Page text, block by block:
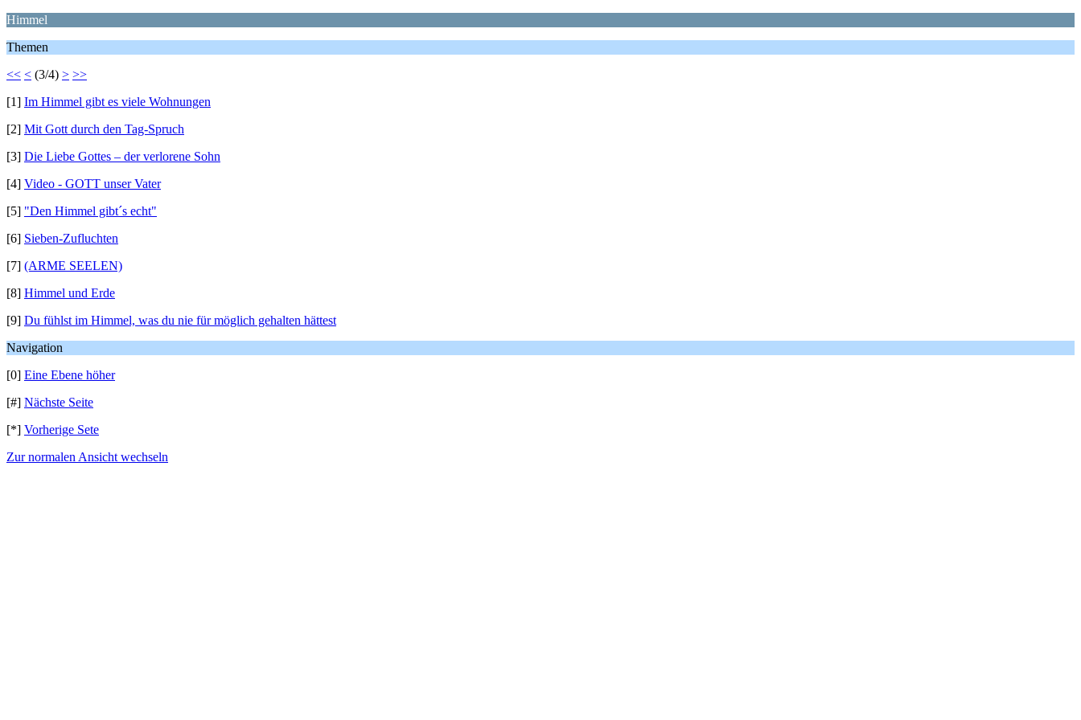
Himmel
Themen
<< < (3/4) > >>
[1] Im Himmel gibt es viele Wohnungen
[2] Mit Gott durch den Tag-Spruch
[3] Die Liebe Gottes – der verlorene Sohn
[4] Video - GOTT unser Vater
[5] "Den Himmel gibt´s echt"
[6] Sieben-Zufluchten
[7] (ARME SEELEN)
[8] Himmel und Erde
[9] Du fühlst im Himmel, was du nie für möglich gehalten hättest
Navigation
[0] Eine Ebene höher
[#] Nächste Seite
[*] Vorherige Sete
Zur normalen Ansicht wechseln